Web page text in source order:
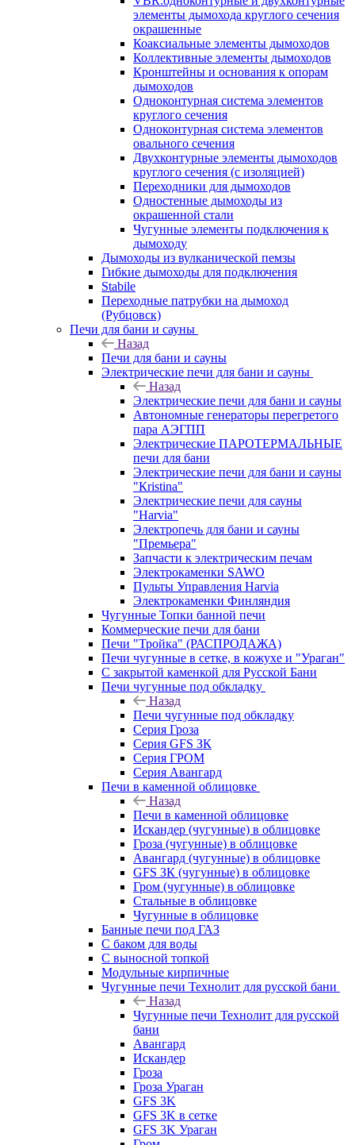
элементы дымохода круглого сечения
окрашенные
Коаксиальные элементы дымоходов
Коллективные элементы дымоходов
Кронштейны и основания к опорам
дымоходов
Одноконтурная система элементов
круглого сечения
Одноконтурная система элементов
овального сечения
Двухконтурные элементы дымоходов
круглого сечения (с изоляцией)
Переходники для дымоходов
Одностенные дымоходы из
окрашенной стали
Чугунные элементы подключения к
дымоходу
Дымоходы из вулканической пемзы
Гибкие дымоходы для подключения
Stabile
Переходные патрубки на дымоход
(Рубцовск)
Печи для бани и сауны
Назад
Печи для бани и сауны
Электрические печи для бани и сауны
Назад
Электрические печи для бани и сауны
Автономные генераторы перегретого
пара АЭГПП
Электрические ПАРОТЕРМАЛЬНЫЕ
печи для бани
Электрические печи для бани и сауны
"Кristina"
Электрические печи для сауны
"Harvia"
Электропечь для бани и сауны
"Премьера"
Запчасти к электрическим печам
Электрокаменки SAWO
Пульты Управления Harvia
Электрокаменки Финляндия
Чугунные Топки банной печи
Коммерческие печи для бани
Печи "Тройка" (РАСПРОДАЖА)
Печи чугунные в сетке, в кожухе и "Ураган"
С закрытой каменкой для Русской Бани
Печи чугунные под обкладку
Назад
Печи чугунные под обкладку
Серия Гроза
Серия GFS ЗК
Серия ГРОМ
Серия Авангард
Печи в каменной облицовке
Назад
Печи в каменной облицовке
Искандер (чугунные) в облицовке
Гроза (чугунные) в облицовке
Авангард (чугунные) в облицовке
GFS ЗК (чугунные) в облицовке
Гром (чугунные) в облицовке
Стальные в облицовке
Чугунные в облицовке
Банные печи под ГАЗ
С баком для воды
С выносной топкой
Модульные кирпичные
Чугунные печи Технолит для русской бани
Назад
Чугунные печи Технолит для русской
бани
Авангард
Искандер
Гроза
Гроза Ураган
GFS 3K
GFS 3K в сетке
GFS 3K Ураган